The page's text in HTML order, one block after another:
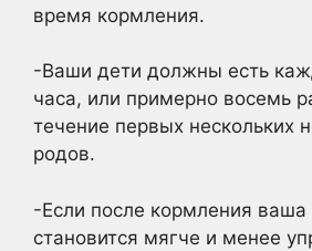
время кормления.
-Ваши дети должны есть
часа, или примерно восемь
течение первых нескольких
родов.
-Если после кормления ваша
становится мягче и менее